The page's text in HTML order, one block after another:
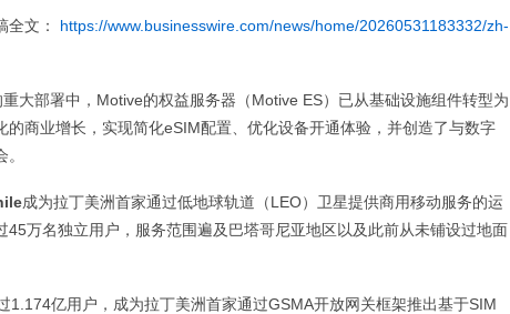
全文： https://www.businesswire.com/news/home/20260531183332/zh-
大部署中，Motive的权益服务器（Motive ES）已从基础设施组件转型为
的商业增长，实现简化eSIM配置、优化设备开通体验，并创造了与数字
成为拉丁美洲首家通过低地球轨道（LEO）卫星提供商用移动服务的运
万名独立用户，服务范围遍及巴塔哥尼亚地区以及此前从未铺设过地面
1.174亿用户，成为拉丁美洲首家通过GSMA开放网关框架推出基于SIM